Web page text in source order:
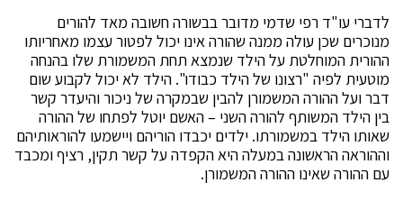
לדברי עו"ד רפי שדמי מדובר בבשורה חשובה מאד להורים
מנוכרים שכן עולה ממנה שהורה אינו יכול לפטור עצמו מאחריותו
ההורית המוחלטת על הילד שנמצא תחת המשמורת שלו בהנחה
מוטעית לפיה "רצונו של הילד כבודו". הילד לא יכול לקבוע שום
דבר ועל ההורה המשמורן להבין שבמקרה של ניכור והיעדר קשר
בין הילד המשותף להורה השני – האשם יוטל לפתחו של ההורה
שאותו הילד במשמורתו. ילדים יכבדו הוריהם ויישמעו להוראותיהם
וההוראה הראשונה במעלה היא הקפדה על קשר תקין, רציף ומכבד
עם ההורה שאינו ההורה המשמורן.